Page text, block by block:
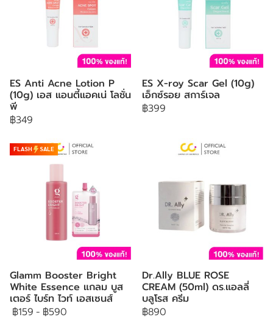
ES Anti Acne Lotion P
(10g) เอส แอนตี้แอคเน่ โลชั่น
พี
฿349
ES X-roy Scar Gel (10g)
เอ็กซ์รอย สการ์เจล
฿399
FLASH SALE
Glamm Booster Bright
White Essence แกลม บูส
เตอร์ ไบร์ท ไวท์ เอสเซนส์
฿159 - ฿590
Dr.Ally BLUE ROSE
CREAM (50ml) ดร.แอลลี่
บลูโรส ครีม
฿890